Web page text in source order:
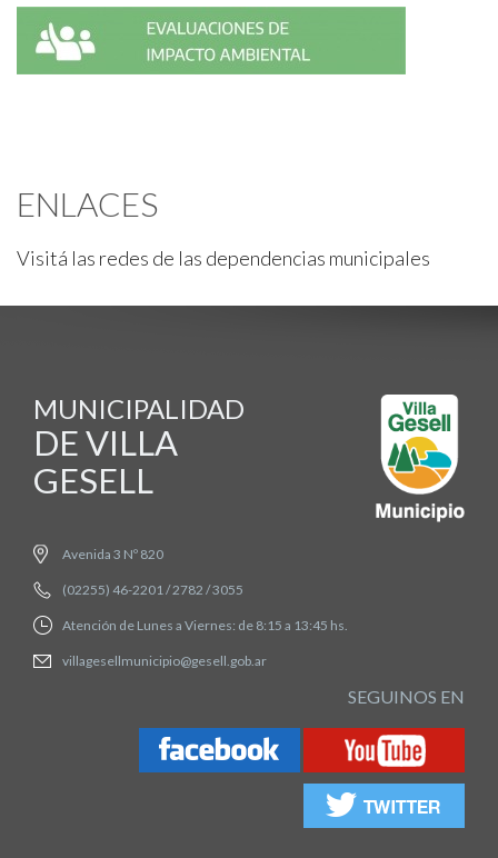
ENLACES
Visitá las redes de las dependencias municipales
MUNICIPALIDAD
DE VILLA
GESELL
Avenida 3 Nº 820
(02255) 46-2201 / 2782 / 3055
Atención de Lunes a Viernes: de 8:15 a 13:45 hs.
villagesellmunicipio@gesell.gob.ar
SEGUINOS EN